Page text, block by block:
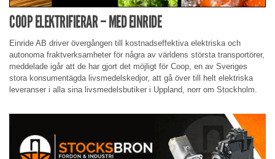
COOP ELEKTRIFIERAR – MED EINRIDE
Einride AB driver övergången till kostnadseffektiva elektriska och
autonoma fraktverksamheter för några av världens största transportörer,
meddelade igår att de har gjort det möjligt för Coop, en av Sveriges
stora konsumentägda livsmedelskedjor, att gå över till helt elektriska
leveranser i alla sina livsmedelsbutiker i Uppland, norr om Stockholm.